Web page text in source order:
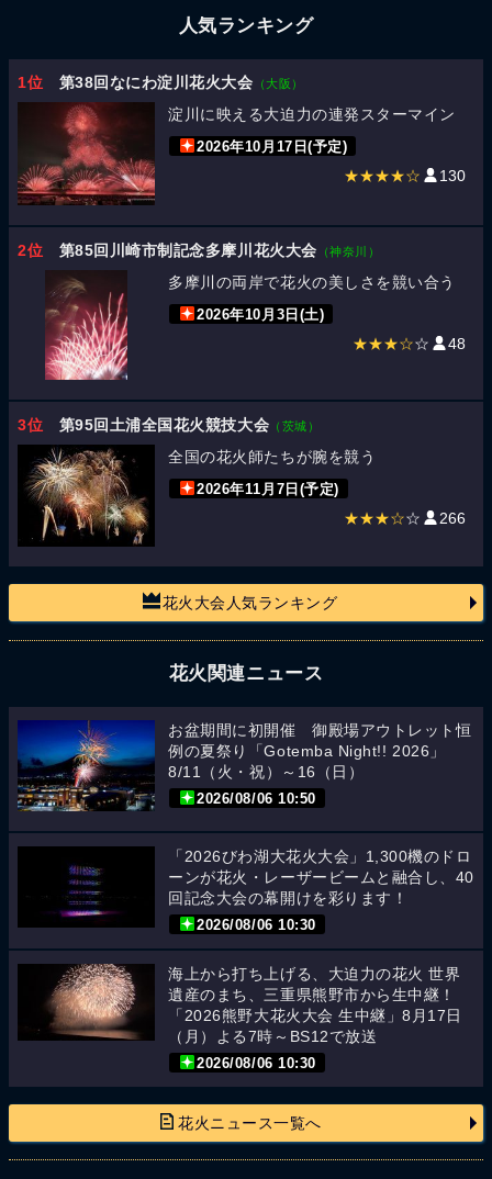
人気ランキング
1位 第38回なにわ淀川花火大会 （大阪）
淀川に映える大迫力の連発スターマイン
2026年10月17日(予定)
★★★★☆ 130
2位 第85回川崎市制記念多摩川花火大会 （神奈川）
多摩川の両岸で花火の美しさを競い合う
2026年10月3日(土)
★★★☆☆ 48
3位 第95回土浦全国花火競技大会 （茨城）
全国の花火師たちが腕を競う
2026年11月7日(予定)
★★★☆☆ 266
花火大会人気ランキング
花火関連ニュース
お盆期間に初開催 御殿場アウトレット恒
例の夏祭り「Gotemba Night!! 2026」
8/11（火・祝）～16（日）
2026/08/06 10:50
「2026びわ湖大花火大会」1,300機のドロ
ーンが花火・レーザービームと融合し、40
回記念大会の幕開けを彩ります！
2026/08/06 10:30
海上から打ち上げる、大迫力の花火 世界
遺産のまち、三重県熊野市から生中継！
「2026熊野大花火大会 生中継」8月17日
（月）よる7時～BS12で放送
2026/08/06 10:30
花火ニュース一覧へ